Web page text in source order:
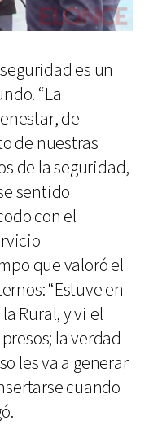
es un
“La
de
de nuestras
de la seguridad,
sentido
con el
que valoró el
“Estuve en
Rural, y vi el
la verdad
les va a generar
cuando